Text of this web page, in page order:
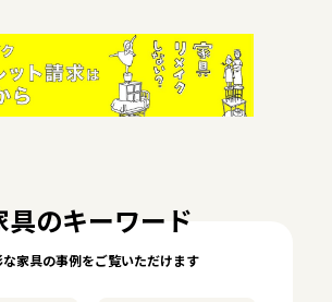
具のキーワード
な家具の事例をご覧いただけます